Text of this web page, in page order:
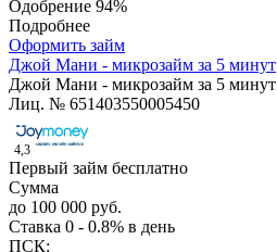
Одобрение 94%
Подробнее
Оформить займ
Джой Мани - микрозайм за 5 минут
Джой Мани - микрозайм за 5 минут
Лиц. № 651403550005450
4,3
Первый займ бесплатно
Сумма
до 100 000 руб.
Ставка 0 - 0.8% в день
ПСК: